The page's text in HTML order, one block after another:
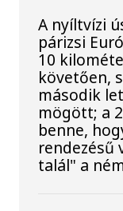
A nyíltvízi
párizsi
10
követően,
második
mögött; a
benne,
rendezésű
talál" a